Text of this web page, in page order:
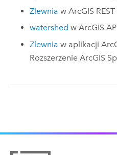
Zlewnia wArcGIS REST
watershed wArcGIS
Zlewnia w aplikacji
Rozszerzenie ArcGIS